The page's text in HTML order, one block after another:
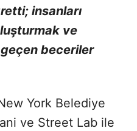
insanları
ve
beceriler
York Belediye
ve Street Lab ile